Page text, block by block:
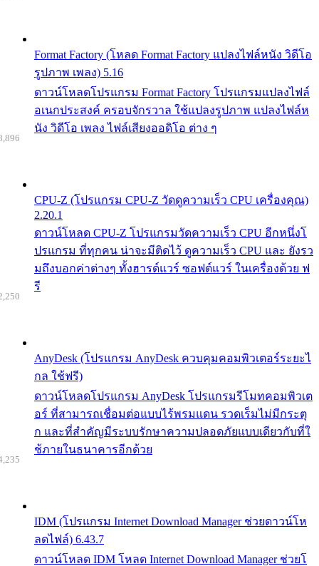
Format Factory (โหลด Format Factory แปลงไฟล์หนัง วิดีโอ
รูปภาพ เพลง) 5.16
ดาวน์โหลดโปรแกรม Format Factory โปรแกรมแปลงไฟล์
อเนกประสงค์ ครอบจักรวาล ใช้แปลงรูปภาพ แปลงไฟล์ห
นัง วิดีโอ เพลง ไฟล์เสียงออดิโอ ต่าง ๆ
CPU-Z (โปรแกรม CPU-Z วัดดูความเร็ว CPU เครื่องคุณ)
2.20.1
ดาวน์โหลด CPU-Z โปรแกรมวัดความเร็ว CPU อีกหนึ่งโ
ปรแกรม ที่ทุกคน น่าจะมีติดไว้ ดูความเร็ว CPU และ ยังรว
มถึงบอกค่าต่างๆ ทั้งฮารด์แวร์ ซอฟต์แวร์ ในเครื่องด้วย ฟ
รี
AnyDesk (โปรแกรม AnyDesk ควบคุมคอมพิวเตอร์ระยะไ
กล ใช้ฟรี)
ดาวน์โหลดโปรแกรม AnyDesk โปรแกรมรีโมทคอมพิวเต
อร์ ที่สามารถเชื่อมต่อแบบไร้พรมแดน รวดเร็มไม่มีกระตุ
ก และที่สำคัญมีระบบรักษาความปลอดภัยแบบเดียวกับที่ใ
ช้ภายในธนาคารอีกด้วย
IDM (โปรแกรม Internet Download Manager ช่วยดาวน์โห
ลดไฟล์) 6.43.7
ดาวน์โหลด IDM โหลด Internet Download Manager ช่วยโ